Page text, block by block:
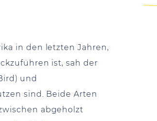
in den letzten Jahren,
ist, sah der
und
sind. Beide Arten
abgeholzt